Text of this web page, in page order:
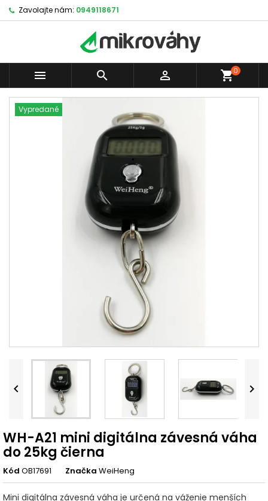
Zavolajte nám: 0949118671
   shopping_cart0
Vypredané
 
WH-A21 mini digitálna závesná váha
do 25kg čierna
Kód OB17691 Značka WeiHeng
Mini digitálna závesná váha je určená na váženie menších